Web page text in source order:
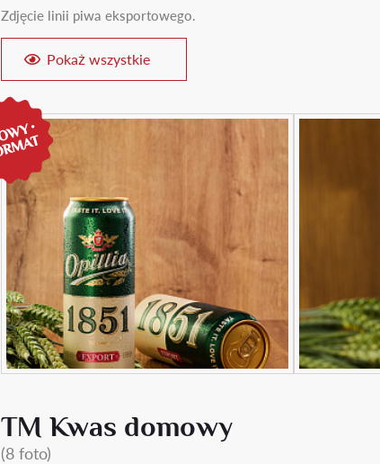
Zdjęcie linii piwa eksportowego.
Pokaż wszystkie
TM Kwas domowy
(8 foto)